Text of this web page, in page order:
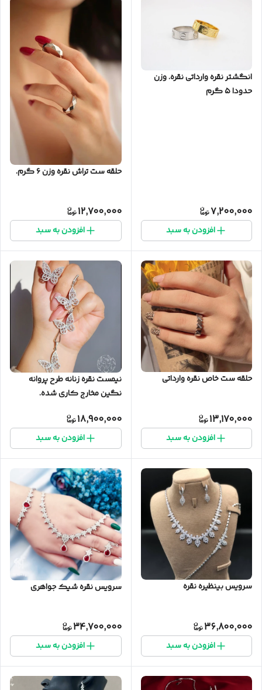
انگشتر نقره وارداتی نقره. وزن
حدودا ۵ گرم
7,200,000
افزودن به سبد
حلقه ست تراش نقره وزن ۶ گرم.
12,700,000
افزودن به سبد
حلقه ست خاص نقره وارداتی
13,170,000
افزودن به سبد
نیمست نقره زنانه طرح پروانه
نگین مخارج کاری شده.
18,900,000
افزودن به سبد
سرویس بینظیره نقره
36,800,000
افزودن به سبد
سرویس نقره شیک جواهری
34,700,000
افزودن به سبد